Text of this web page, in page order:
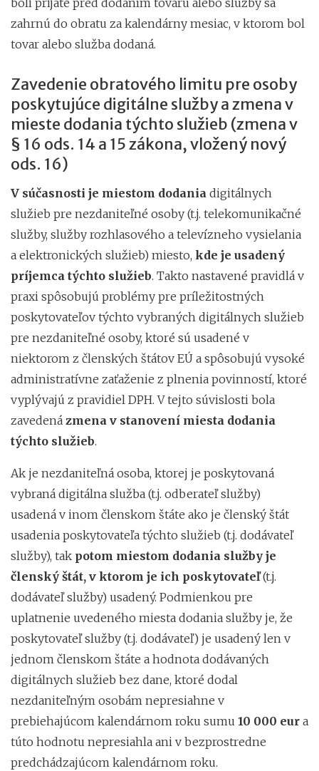
zahrnú do obratu za kalendárny mesiac, v ktorom bol
tovar alebo služba dodaná.
Zavedenie obratového limitu pre osoby
poskytujúce digitálne služby a zmena v
mieste dodania týchto služieb (zmena v
§ 16 ods. 14 a 15 zákona, vložený nový
ods. 16)
V súčasnosti je miestom dodania digitálnych
služieb pre nezdaniteľné osoby (t.j. telekomunikačné
služby, služby rozhlasového a televízneho vysielania
a elektronických služieb) miesto, kde je usadený
príjemca týchto služieb. Takto nastavené pravidlá v
praxi spôsobujú problémy pre príležitostných
poskytovateľov týchto vybraných digitálnych služieb
pre nezdaniteľné osoby, ktoré sú usadené v
niektorom z členských štátov EÚ a spôsobujú vysoké
administratívne zaťaženie z plnenia povinností, ktoré
vyplývajú z pravidiel DPH. V tejto súvislosti bola
zavedená zmena v stanovení miesta dodania
týchto služieb.
Ak je nezdaniteľná osoba, ktorej je poskytovaná
vybraná digitálna služba (t.j. odberateľ služby)
usadená v inom členskom štáte ako je členský štát
usadenia poskytovateľa týchto služieb (t.j. dodávateľ
služby), tak potom miestom dodania služby je
členský štát, v ktorom je ich poskytovateľ(t.j.
dodávateľ služby) usadený. Podmienkou pre
uplatnenie uvedeného miesta dodania služby je, že
poskytovateľ služby (t.j. dodávateľ) je usadený len v
jednom členskom štáte a hodnota dodávaných
digitálnych služieb bez dane, ktoré dodal
nezdaniteľným osobám nepresiahne v
prebiehajúcom kalendárnom roku sumu 10 000 eur a
túto hodnotu nepresiahla ani v bezprostredne
predchádzajúcom kalendárnom roku.